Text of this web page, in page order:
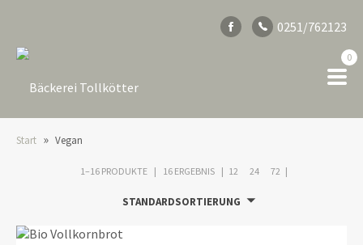
0251/762123
0
Start » Vegan
1–16 PRODUKTE 16 ERGEBNIS 12 24 72
STANDARDSORTIERUNG